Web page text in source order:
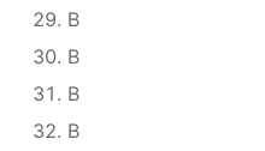
B
B
B
B